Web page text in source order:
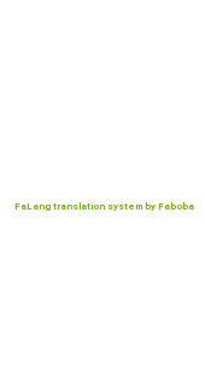
FaLang translation system by Faboba